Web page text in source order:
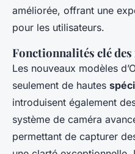
améliorée, offrant une
pour les utilisateurs.
Fonctionnalités clé
Les nouveaux modèles
seulement de hautes
introduisent également
système de caméra
permettant de capturer